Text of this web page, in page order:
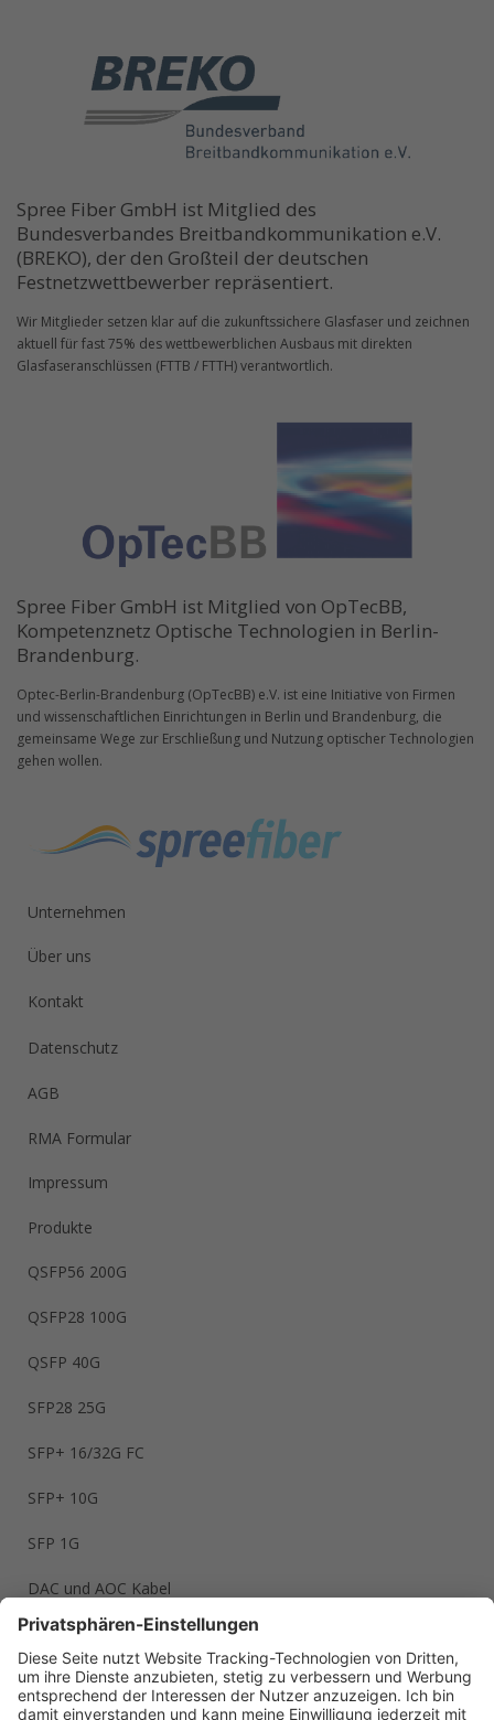
Spree Fiber GmbH ist Mitglied des
Bundesverbandes Breitbandkommunikation e.V.
(BREKO), der den Großteil der deutschen
Festnetzwettbewerber repräsentiert.
Wir Mitglieder setzen klar auf die zukunftssichere Glasfaser und zeichnen
aktuell für fast 75% des wettbewerblichen Ausbaus mit direkten
Glasfaseranschlüssen (FTTB / FTTH) verantwortlich.
Spree Fiber GmbH ist Mitglied von OpTecBB,
Kompetenznetz Optische Technologien in Berlin-
Brandenburg.
Optec-Berlin-Brandenburg (OpTecBB) e.V. ist eine Initiative von Firmen
und wissenschaftlichen Einrichtungen in Berlin und Brandenburg, die
gemeinsame Wege zur Erschließung und Nutzung optischer Technologien
gehen wollen.
Unternehmen
Über uns
Kontakt
Datenschutz
AGB
RMA Formular
Impressum
Produkte
QSFP56 200G
QSFP28 100G
QSFP 40G
SFP28 25G
SFP+ 16/32G FC
SFP+ 10G
SFP 1G
DAC und AOC Kabel
LWL Kabel
Branchen